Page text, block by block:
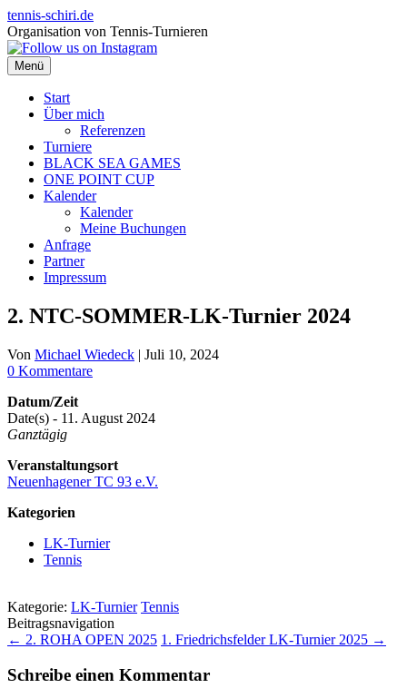
Zum
Inhalt
springen
tennis-schiri.de
Organisation von Tennis-Turnieren
Menü
Start
Über mich
Referenzen
Turniere
BLACK SEA GAMES
ONE POINT CUP
Kalender
Kalender
Meine Buchungen
Anfrage
Partner
Impressum
2. NTC-SOMMER-LK-Turnier 2024
Von Michael Wiedeck | Juli 10, 2024
0 Kommentare
Datum/Zeit
Date(s) - 11. August 2024
Ganztägig
Veranstaltungsort
Neuenhagener TC 93 e.V.
Kategorien
LK-Turnier
Tennis
Kategorie: LK-Turnier Tennis
Beitragsnavigation
← 2. ROHA OPEN 2025 1. Friedrichsfelder LK-Turnier 2025 →
Schreibe einen Kommentar